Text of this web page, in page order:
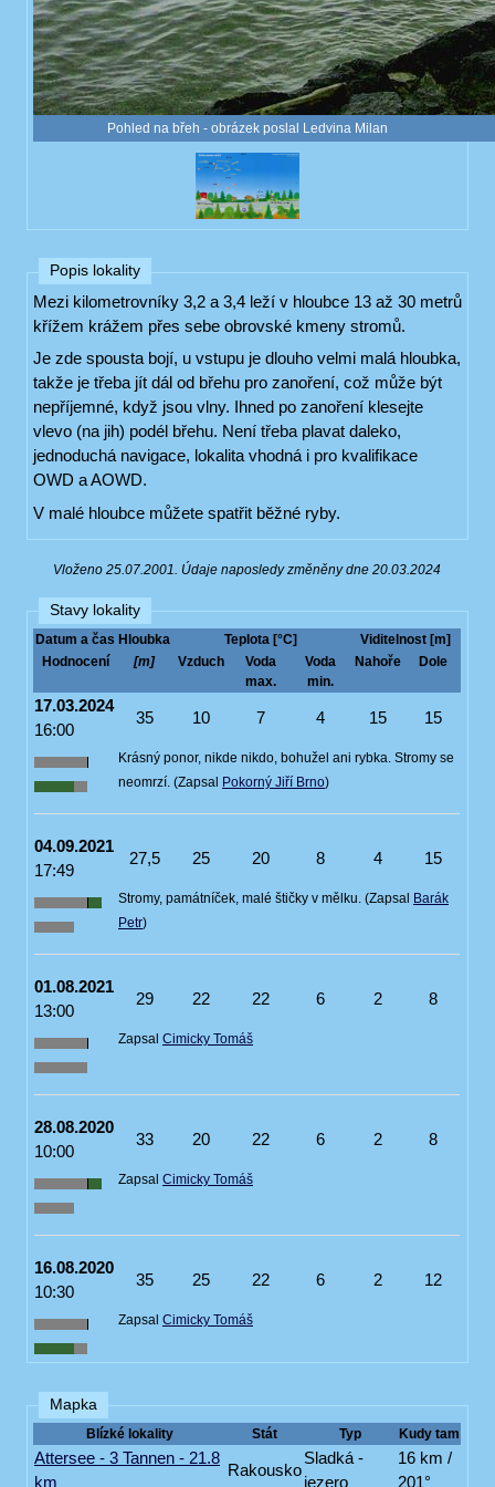
Pohled na břeh - obrázek poslal Ledvina Milan
Popis lokality
Mezi kilometrovníky 3,2 a 3,4 leží v hloubce 13 až 30 metrů
křížem krážem přes sebe obrovské kmeny stromů.
Je zde spousta bojí, u vstupu je dlouho velmi malá hloubka,
takže je třeba jít dál od břehu pro zanoření, což může být
nepříjemné, když jsou vlny. Ihned po zanoření klesejte
vlevo (na jih) podél břehu. Není třeba plavat daleko,
jednoduchá navigace, lokalita vhodná i pro kvalifikace
OWD a AOWD.
V malé hloubce můžete spatřit běžné ryby.
Vloženo 25.07.2001. Údaje naposledy změněny dne 20.03.2024
Stavy lokality
Datum a čas Hloubka Teplota [°C]
Viditelnost [m]
Hodnocení
[m] Vzduch
Voda
max.
Voda
min.
Nahoře Dole
17.03.2024
16:00
35 10 7 4 15 15
Krásný ponor, nikde nikdo, bohužel ani rybka. Stromy se
neomrzí. (Zapsal Pokorný Jiří Brno)
04.09.2021
17:49
27,5 25 20 8 4 15
Stromy, památníček, malé štičky v mělku. (Zapsal Barák
Petr)
01.08.2021
13:00
29 22 22 6 2 8
Zapsal Cimicky Tomáš
28.08.2020
10:00
33 20 22 6 2 8
Zapsal Cimicky Tomáš
16.08.2020
10:30
35 25 22 6 2 12
Zapsal Cimicky Tomáš
Mapka
Blízké lokality Stát Typ Kudy tam
Attersee - 3 Tannen - 21.8
km
Rakousko
Sladká -
jezero
16 km /
201°